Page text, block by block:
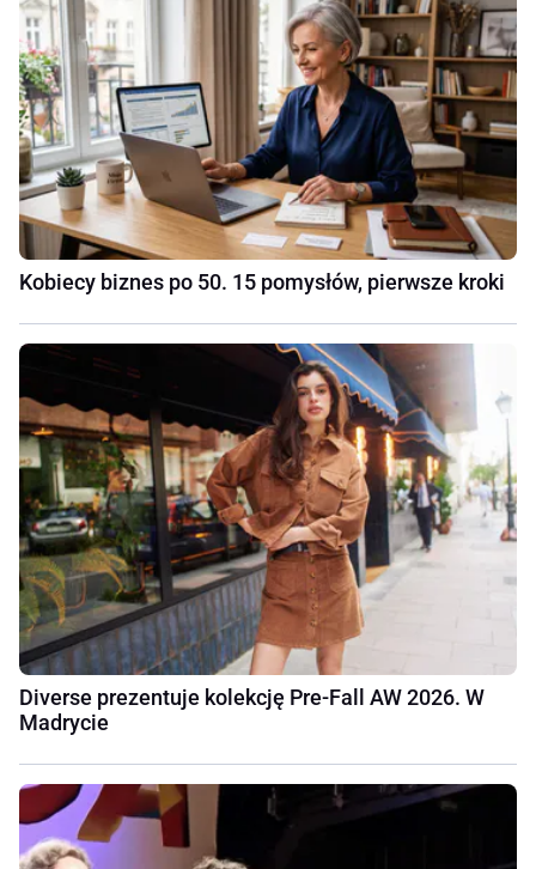
Kobiecy biznes po 50. 15 pomysłów, pierwsze kroki
Diverse prezentuje kolekcję Pre-Fall AW 2026. W
Madrycie